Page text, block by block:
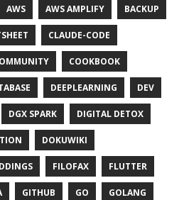
AWS AWS AMPLIFY BACKUP
CLAUDE-CODE
COOKBOOK
DEEPLEARNING DEV
DGX SPARK DIGITAL DETOX
DOKUWIKI
FILOFAX FLUTTER
GITHUB GO GOLANG